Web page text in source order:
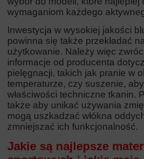
wymaganiom każdego
Inwestycja w wysokiej jakości
powinna się także przekładać
użytkowanie. Należy więc
informacje od producenta
pielęgnacji, takich jak pranie w
temperaturze, czy suszenie,
właściwości techniczne tkanin.
także aby unikać używania
mogą uszkadzać włókna
zmniejszać ich funkcjonalność.
Jakie są najlepsze